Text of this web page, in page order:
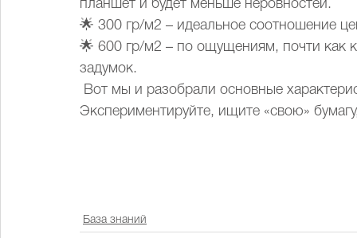
планшет и будет меньше неровностей.
🌟 300 гр/м2 – идеальное соотношение
🌟 600 гр/м2 – по ощущениям, почти как
задумок.
Вот мы и разобрали основные
Экспериментируйте, ищите «свою»
База знаний